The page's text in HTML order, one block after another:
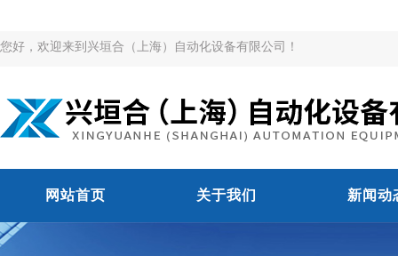
您好，欢迎来到兴垣合（上海）自动化设备有限公司！
网站首页 关于我们 新闻动